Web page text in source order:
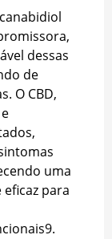
dessas
de
O CBD,
uma
para
9.